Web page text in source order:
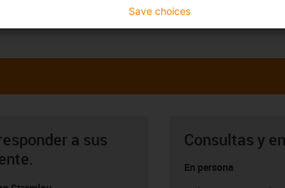
a sus
Consultas y
En persona
Save choices